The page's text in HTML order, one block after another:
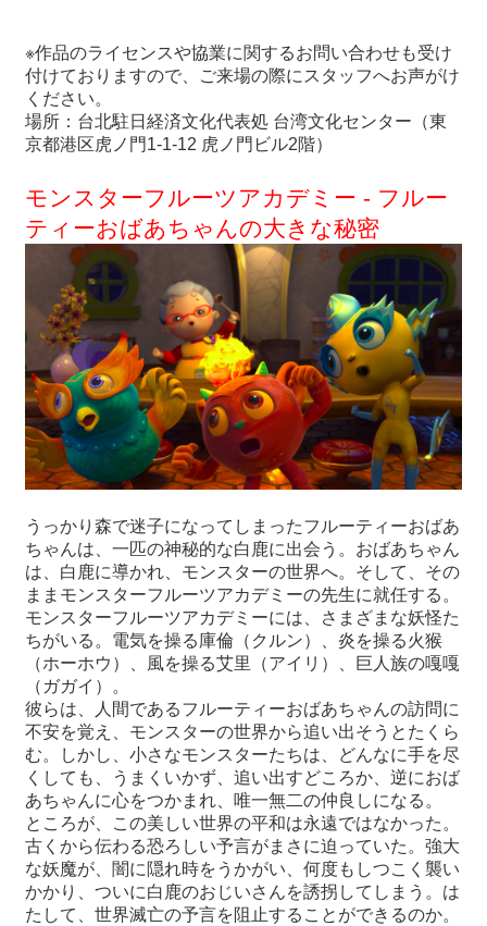
事
台
湾
関
ン
ク
ホ
ー
ム
サ
ト
マ
ッ
プ
※作品のライセンスや協業に関するお問い合わせも受け
付けておりますので、ご来場の際にスタッフへお声がけ
ください。
場所：台北駐日経済文化代表処 台湾文化センター（東
京都港区虎ノ門1-1-12 虎ノ門ビル2階）
モンスターフルーツアカデミー - フルー
ティーおばあちゃんの大きな秘密
うっかり森で迷子になってしまったフルーティーおばあ
ちゃんは、一匹の神秘的な白鹿に出会う。おばあちゃん
は、白鹿に導かれ、モンスターの世界へ。そして、その
ままモンスターフルーツアカデミーの先生に就任する。
モンスターフルーツアカデミーには、さまざまな妖怪た
ちがいる。電気を操る庫倫（クルン）、炎を操る火猴
（ホーホウ）、風を操る艾里（アイリ）、巨人族の嘎嘎
（ガガイ）。
彼らは、人間であるフルーティーおばあちゃんの訪問に
不安を覚え、モンスターの世界から追い出そうとたくら
む。しかし、小さなモンスターたちは、どんなに手を尽
くしても、うまくいかず、追い出すどころか、逆におば
あちゃんに心をつかまれ、唯一無二の仲良しになる。
ところが、この美しい世界の平和は永遠ではなかった。
古くから伝わる恐ろしい予言がまさに迫っていた。強大
な妖魔が、闇に隠れ時をうかがい、何度もしつこく襲い
かかり、ついに白鹿のおじいさんを誘拐してしまう。は
たして、世界滅亡の予言を阻止することができるのか。